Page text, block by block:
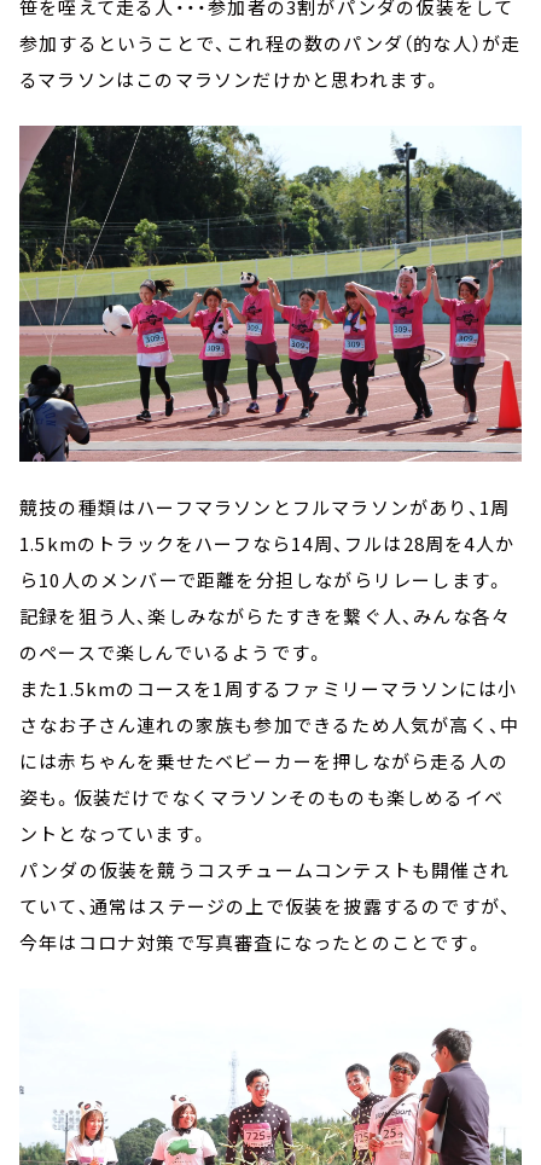
笹を咥えて走る人・・・参加者の3割がパンダの仮装をして
参加するということで、これ程の数のパンダ（的な人）が走
るマラソンはこのマラソンだけかと思われます。
競技の種類はハーフマラソンとフルマラソンがあり、1周
1.5kmのトラックをハーフなら14周、フルは28周を4人か
ら10人のメンバーで距離を分担しながらリレーします。
記録を狙う人、楽しみながらたすきを繋ぐ人、みんな各々
のペースで楽しんでいるようです。
また1.5kmのコースを1周するファミリーマラソンには小
さなお子さん連れの家族も参加できるため人気が高く、中
には赤ちゃんを乗せたベビーカーを押しながら走る人の
姿も。仮装だけでなくマラソンそのものも楽しめるイベ
ントとなっています。
パンダの仮装を競うコスチュームコンテストも開催され
ていて、通常はステージの上で仮装を披露するのですが、
今年はコロナ対策で写真審査になったとのことです。